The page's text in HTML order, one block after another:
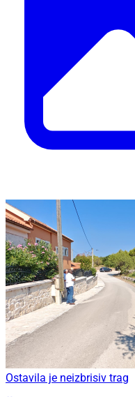
Ostavila je neizbrisiv trag